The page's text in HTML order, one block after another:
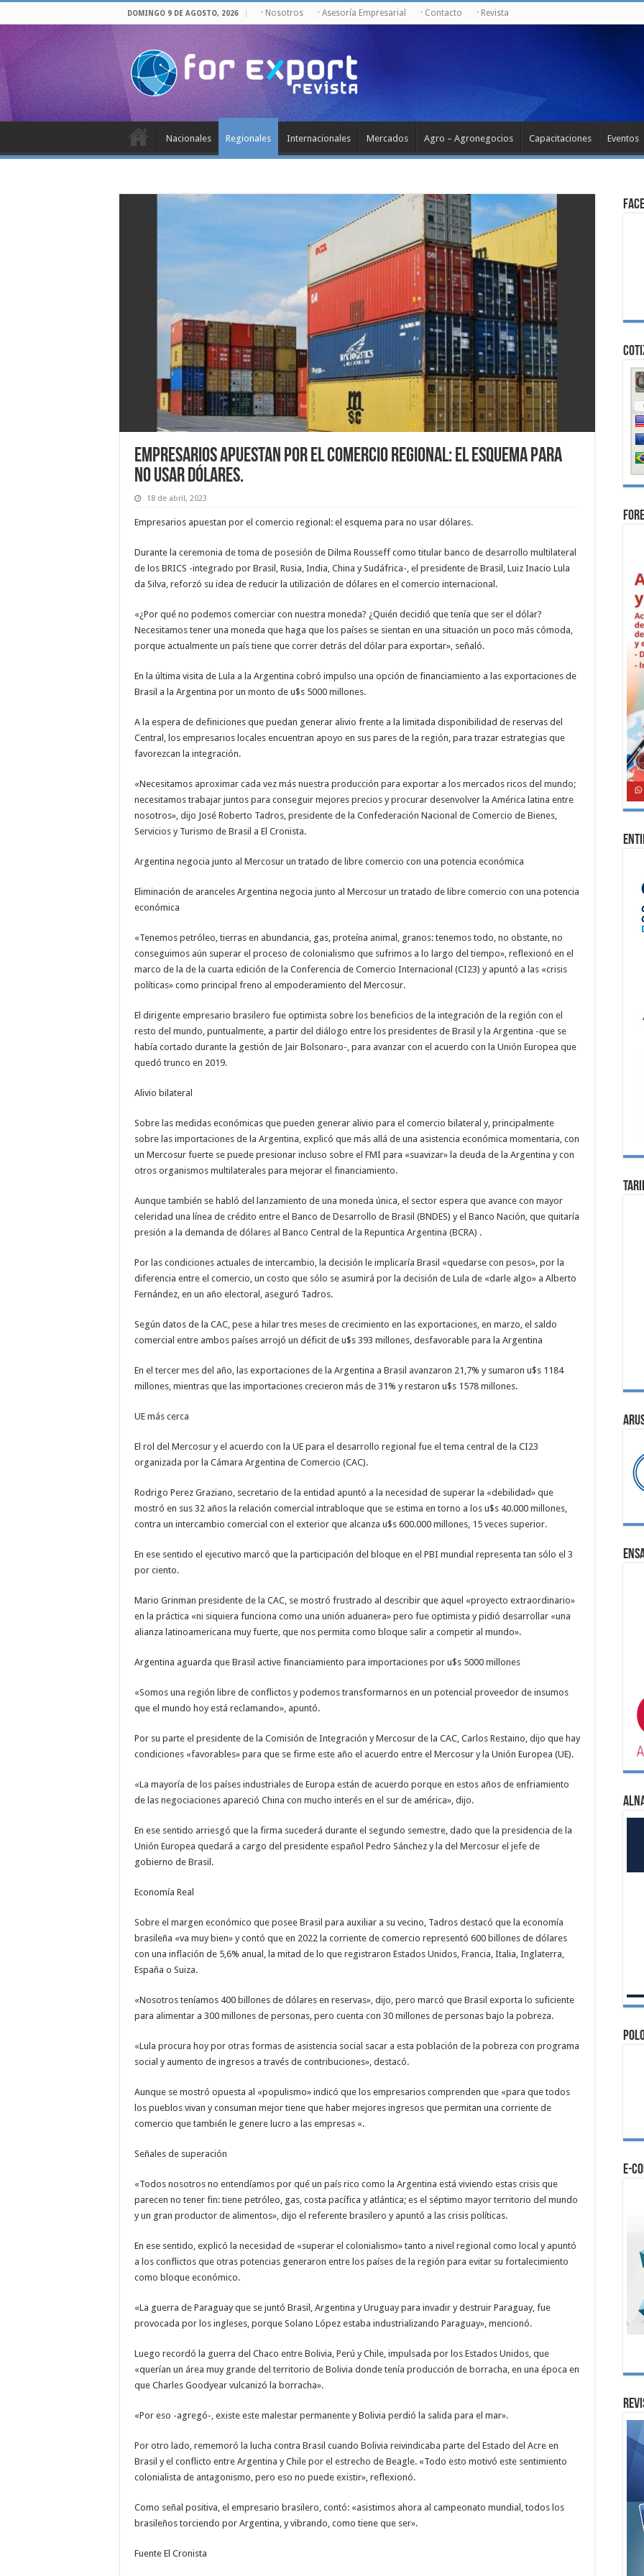
DOMINGO 9 DE AGOSTO, 2026 · Nosotros · Asesoría Empresarial · Contacto · Revista
Nacionales Regionales Internacionales Mercados Agro – Agronegocios Capacitaciones Eventos
Empresarios apuestan por el comercio regional: el esquema para
no usar dólares.
18 de abril, 2023
Empresarios apuestan por el comercio regional: el esquema para no usar dólares.
Durante la ceremonia de toma de posesión de Dilma Rousseff como titular banco de desarrollo multilateral
de los BRICS -integrado por Brasil, Rusia, India, China y Sudáfrica-, el presidente de Brasil, Luiz Inacio Lula
da Silva, reforzó su idea de reducir la utilización de dólares en el comercio internacional.
«¿Por qué no podemos comerciar con nuestra moneda? ¿Quién decidió que tenía que ser el dólar?
Necesitamos tener una moneda que haga que los países se sientan en una situación un poco más cómoda,
porque actualmente un país tiene que correr detrás del dólar para exportar», señaló.
En la última visita de Lula a la Argentina cobró impulso una opción de financiamiento a las exportaciones de
Brasil a la Argentina por un monto de u$s 5000 millones.
A la espera de definiciones que puedan generar alivio frente a la limitada disponibilidad de reservas del
Central, los empresarios locales encuentran apoyo en sus pares de la región, para trazar estrategias que
favorezcan la integración.
«Necesitamos aproximar cada vez más nuestra producción para exportar a los mercados ricos del mundo;
necesitamos trabajar juntos para conseguir mejores precios y procurar desenvolver la América latina entre
nosotros», dijo José Roberto Tadros, presidente de la Confederación Nacional de Comercio de Bienes,
Servicios y Turismo de Brasil a El Cronista.
Argentina negocia junto al Mercosur un tratado de libre comercio con una potencia económica
Eliminación de aranceles Argentina negocia junto al Mercosur un tratado de libre comercio con una potencia
económica
«Tenemos petróleo, tierras en abundancia, gas, proteína animal, granos: tenemos todo, no obstante, no
conseguimos aún superar el proceso de colonialismo que sufrimos a lo largo del tiempo», reflexionó en el
marco de la de la cuarta edición de la Conferencia de Comercio Internacional (CI23) y apuntó a las «crisis
políticas» como principal freno al empoderamiento del Mercosur.
El dirigente empresario brasilero fue optimista sobre los beneficios de la integración de la región con el
resto del mundo, puntualmente, a partir del diálogo entre los presidentes de Brasil y la Argentina -que se
había cortado durante la gestión de Jair Bolsonaro-, para avanzar con el acuerdo con la Unión Europea que
quedó trunco en 2019.
Alivio bilateral
Sobre las medidas económicas que pueden generar alivio para el comercio bilateral y, principalmente
sobre las importaciones de la Argentina, explicó que más allá de una asistencia económica momentaria, con
un Mercosur fuerte se puede presionar incluso sobre el FMI para «suavizar» la deuda de la Argentina y con
otros organismos multilaterales para mejorar el financiamiento.
Aunque también se habló del lanzamiento de una moneda única, el sector espera que avance con mayor
celeridad una línea de crédito entre el Banco de Desarrollo de Brasil (BNDES) y el Banco Nación, que quitaría
presión a la demanda de dólares al Banco Central de la Repuntica Argentina (BCRA) .
Por las condiciones actuales de intercambio, la decisión le implicaría Brasil «quedarse con pesos», por la
diferencia entre el comercio, un costo que sólo se asumirá por la decisión de Lula de «darle algo» a Alberto
Fernández, en un año electoral, aseguró Tadros.
Según datos de la CAC, pese a hilar tres meses de crecimiento en las exportaciones, en marzo, el saldo
comercial entre ambos países arrojó un déficit de u$s 393 millones, desfavorable para la Argentina
En el tercer mes del año, las exportaciones de la Argentina a Brasil avanzaron 21,7% y sumaron u$s 1184
millones, mientras que las importaciones crecieron más de 31% y restaron u$s 1578 millones.
UE más cerca
El rol del Mercosur y el acuerdo con la UE para el desarrollo regional fue el tema central de la CI23
organizada por la Cámara Argentina de Comercio (CAC).
Rodrigo Perez Graziano, secretario de la entidad apuntó a la necesidad de superar la «debilidad» que
mostró en sus 32 años la relación comercial intrabloque que se estima en torno a los u$s 40.000 millones,
contra un intercambio comercial con el exterior que alcanza u$s 600.000 millones, 15 veces superior.
En ese sentido el ejecutivo marcó que la participación del bloque en el PBI mundial representa tan sólo el 3
por ciento.
Mario Grinman presidente de la CAC, se mostró frustrado al describir que aquel «proyecto extraordinario»
en la práctica «ni siquiera funciona como una unión aduanera» pero fue optimista y pidió desarrollar «una
alianza latinoamericana muy fuerte, que nos permita como bloque salir a competir al mundo».
Argentina aguarda que Brasil active financiamiento para importaciones por u$s 5000 millones
«Somos una región libre de conflictos y podemos transformarnos en un potencial proveedor de insumos
que el mundo hoy está reclamando», apuntó.
Por su parte el presidente de la Comisión de Integración y Mercosur de la CAC, Carlos Restaino, dijo que hay
condiciones «favorables» para que se firme este año el acuerdo entre el Mercosur y la Unión Europea (UE).
«La mayoría de los países industriales de Europa están de acuerdo porque en estos años de enfriamiento
de las negociaciones apareció China con mucho interés en el sur de américa», dijo.
En ese sentido arriesgó que la firma sucederá durante el segundo semestre, dado que la presidencia de la
Unión Europea quedará a cargo del presidente español Pedro Sánchez y la del Mercosur el jefe de
gobierno de Brasil.
Economía Real
Sobre el margen económico que posee Brasil para auxiliar a su vecino, Tadros destacó que la economía
brasileña «va muy bien» y contó que en 2022 la corriente de comercio representó 600 billones de dólares
con una inflación de 5,6% anual, la mitad de lo que registraron Estados Unidos, Francia, Italia, Inglaterra,
España o Suiza.
«Nosotros teníamos 400 billones de dólares en reservas», dijo, pero marcó que Brasil exporta lo suficiente
para alimentar a 300 millones de personas, pero cuenta con 30 millones de personas bajo la pobreza.
«Lula procura hoy por otras formas de asistencia social sacar a esta población de la pobreza con programa
social y aumento de ingresos a través de contribuciones», destacó.
Aunque se mostró opuesta al «populismo» indicó que los empresarios comprenden que «para que todos
los pueblos vivan y consuman mejor tiene que haber mejores ingresos que permitan una corriente de
comercio que también le genere lucro a las empresas «.
Señales de superación
«Todos nosotros no entendíamos por qué un país rico como la Argentina está viviendo estas crisis que
parecen no tener fin: tiene petróleo, gas, costa pacífica y atlántica; es el séptimo mayor territorio del mundo
y un gran productor de alimentos», dijo el referente brasilero y apuntó a las crisis políticas.
En ese sentido, explicó la necesidad de «superar el colonialismo» tanto a nivel regional como local y apuntó
a los conflictos que otras potencias generaron entre los países de la región para evitar su fortalecimiento
como bloque económico.
«La guerra de Paraguay que se juntó Brasil, Argentina y Uruguay para invadir y destruir Paraguay, fue
provocada por los ingleses, porque Solano López estaba industrializando Paraguay», mencionó.
Luego recordó la guerra del Chaco entre Bolivia, Perú y Chile, impulsada por los Estados Unidos, que
«querían un área muy grande del territorio de Bolivia donde tenía producción de borracha, en una época en
que Charles Goodyear vulcanizó la borracha».
«Por eso -agregó-, existe este malestar permanente y Bolivia perdió la salida para el mar».
Por otro lado, rememoró la lucha contra Brasil cuando Bolivia reivindicaba parte del Estado del Acre en
Brasil y el conflicto entre Argentina y Chile por el estrecho de Beagle. «Todo esto motivó este sentimiento
colonialista de antagonismo, pero eso no puede existir», reflexionó.
Como señal positiva, el empresario brasilero, contó: «asistimos ahora al campeonato mundial, todos los
brasileños torciendo por Argentina, y vibrando, como tiene que ser».
Fuente El Cronista
e-